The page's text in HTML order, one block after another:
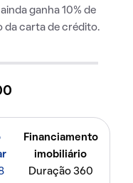
ganha 10% de
da carta de crédito.
Financiamento
imobiliário
Duração 360